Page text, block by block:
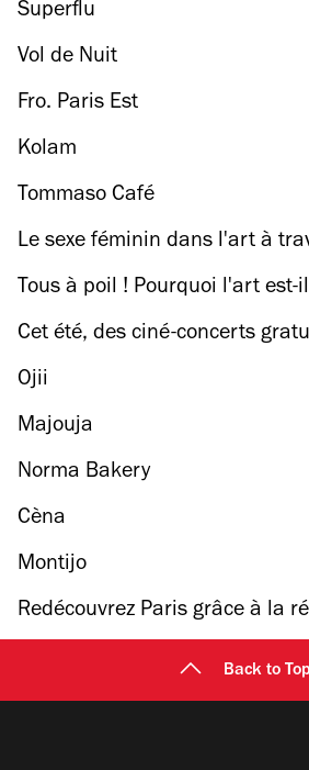
Superflu
Vol de Nuit
Fro. Paris Est
Kolam
Tommaso Café
Le sexe féminin dans l'art à
Tous à poil ! Pourquoi l'art est-
nus ?
Cet été, des ciné-concerts
attendent à la Seine musicale
Ojii
Majouja
Norma Bakery
Cèna
Montijo
Redécouvrez Paris grâce à la
Back to Top